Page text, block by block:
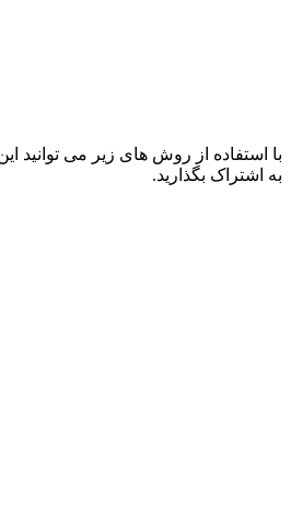
با استفاده از روش های زیر می توانید
به اشتراک بگذارید.